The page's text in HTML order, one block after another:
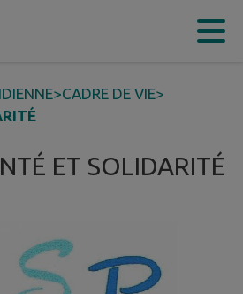
>CADRE DE VIE>
ET SOLIDARITÉ